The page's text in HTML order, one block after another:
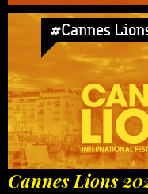
#Cannes
Cannes Lions